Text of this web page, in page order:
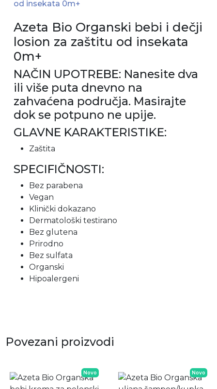
od insekata 0m+
Azeta Bio Organski bebi i dečji
losion za zaštitu od insekata
0m+
NAČIN UPOTREBE: Nanesite dva
ili više puta dnevno na
zahvaćena područja. Masirajte
dok se potpuno ne upije.
GLAVNE KARAKTERISTIKE:
Zaštita
SPECIFIČNOSTI:
Bez parabena
Vegan
Klinički dokazano
Dermatološki testirano
Bez glutena
Prirodno
Bez sulfata
Organski
Hipoalergeni
Povezani proizvodi
Novo Novo